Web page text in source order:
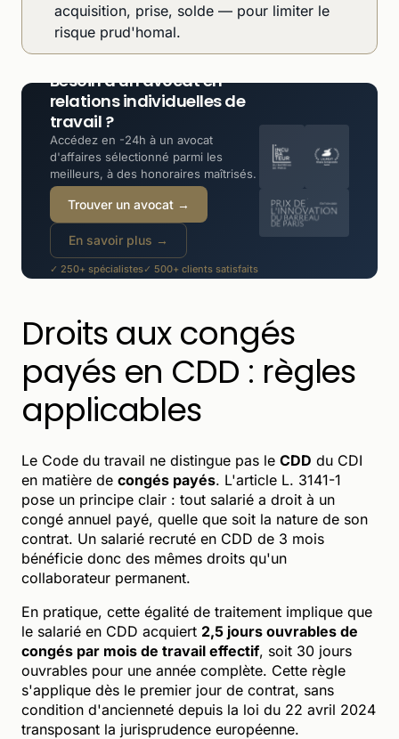
acquisition, prise, solde — pour limiter le
risque prud'homal.
Besoin d'un avocat en
relations individuelles de
travail ?
Accédez en -24h à un avocat
d'affaires sélectionné parmi les
meilleurs, à des honoraires maîtrisés.
Trouver un avocat →
En savoir plus →
✓ 250+ spécialistes✓ 500+ clients satisfaits
Droits aux congés
payés en CDD : règles
applicables
Le Code du travail ne distingue pas le CDD du CDI
en matière de congés payés. L'article L. 3141-1
pose un principe clair : tout salarié a droit à un
congé annuel payé, quelle que soit la nature de son
contrat. Un salarié recruté en CDD de 3 mois
bénéficie donc des mêmes droits qu'un
collaborateur permanent.
En pratique, cette égalité de traitement implique que
le salarié en CDD acquiert 2,5 jours ouvrables de
congés par mois de travail effectif, soit 30 jours
ouvrables pour une année complète. Cette règle
s'applique dès le premier jour de contrat, sans
condition d'ancienneté depuis la loi du 22 avril 2024
transposant la jurisprudence européenne.